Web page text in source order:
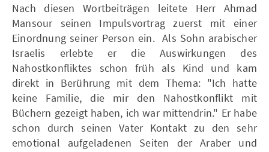
Nach diesen Wortbeiträgen leitete Herr Ahmad
Mansour seinen Impulsvortrag zuerst mit einer
Einordnung seiner Person ein. Als Sohn arabischer
Israelis erlebte er die Auswirkungen des
Nahostkonfliktes schon früh als Kind und kam
direkt in Berührung mit dem Thema: "Ich hatte
keine Familie, die mir den Nahostkonflikt mit
Büchern gezeigt haben, ich war mittendrin." Er habe
schon durch seinen Vater Kontakt zu den sehr
emotional aufgeladenen Seiten der Araber und